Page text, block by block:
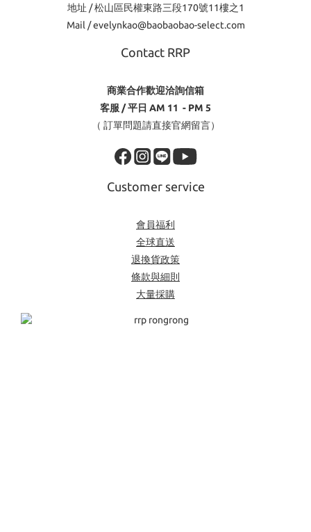
地址 / 松山區民權東路三段170號11樓之1
Mail / evelynkao@baobaobao-select.com
Contact RRP
商業合作歡迎洽詢信箱
客服 / 平日 AM 11 - PM 5
（ 訂單問題請直接官網留言）
Customer service
會員福利
全球直送
退換貨政策
條款與細則
大量採購